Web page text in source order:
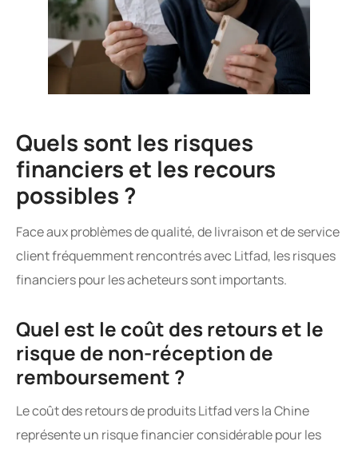
Quels sont les risques
financiers et les recours
possibles ?
Face aux problèmes de qualité, de livraison et de service
client fréquemment rencontrés avec Litfad, les risques
financiers pour les acheteurs sont importants.
Quel est le coût des retours et le
risque de non-réception de
remboursement ?
Le coût des retours de produits Litfad vers la Chine
représente un risque financier considérable pour les